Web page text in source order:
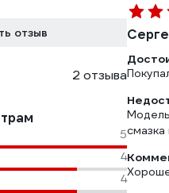
отзыв
2 отзыва
5
4
4